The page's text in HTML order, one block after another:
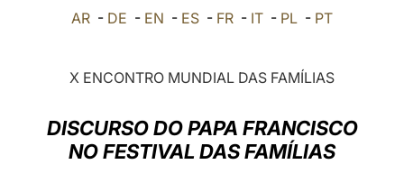
العربيّة
LATINE
AR - DE - EN - ES - FR - IT - PL - PT
X ENCONTRO MUNDIAL DAS FAMÍLIAS
DISCURSO DO PAPA FRANCISCO
NO FESTIVAL DAS FAMÍLIAS